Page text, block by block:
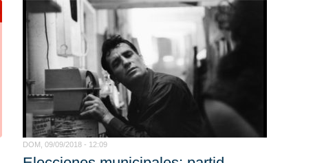
DOM, 09/09/2018 - 12:09